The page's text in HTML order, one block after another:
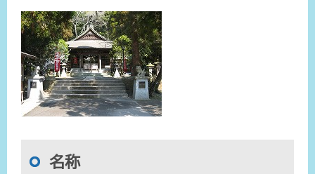
名称